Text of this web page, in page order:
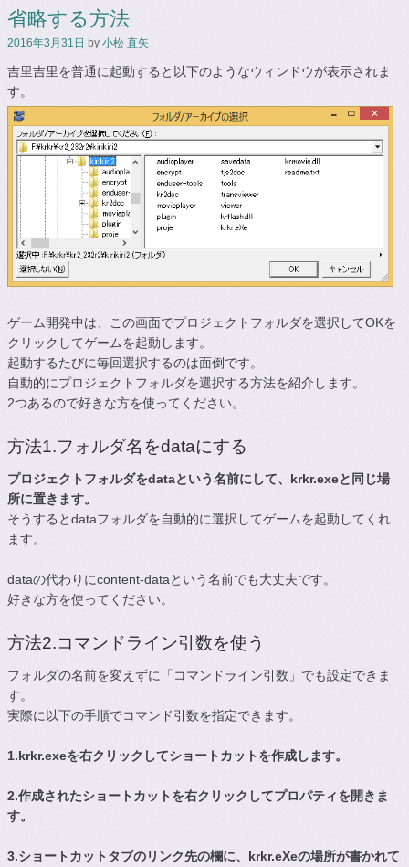
省略する方法
2016年3月31日 by 小松 直矢
吉里吉里を普通に起動すると以下のようなウィンドウが表示されま
す。
ゲーム開発中は、この画面でプロジェクトフォルダを選択してOKを
クリックしてゲームを起動します。
起動するたびに毎回選択するのは面倒です。
自動的にプロジェクトフォルダを選択する方法を紹介します。
2つあるので好きな方を使ってください。
方法1.フォルダ名をdataにする
プロジェクトフォルダをdataという名前にして、krkr.exeと同じ場
所に置きます。
そうするとdataフォルダを自動的に選択してゲームを起動してくれ
ます。
dataの代わりにcontent-dataという名前でも大丈夫です。
好きな方を使ってください。
方法2.コマンドライン引数を使う
フォルダの名前を変えずに「コマンドライン引数」でも設定できま
す。
実際に以下の手順でコマンド引数を指定できます。
1.krkr.exeを右クリックしてショートカットを作成します。
2.作成されたショートカットを右クリックしてプロパティを開きま
す。
3.ショートカットタブのリンク先の欄に、krkr.eXeの場所が書かれて